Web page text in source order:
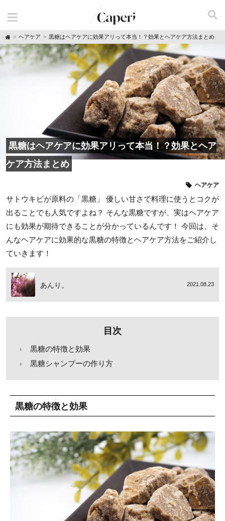
H
o
m
ヘアケア 黒糖はヘアケアに効果アリって本当！？効果とヘアケア方法まとめ
黒糖はヘアケアに効果アリって本当！？効果とヘア
ケア方法まとめ
ヘアケア
サトウキビが原料の「黒糖」 優しい甘さで料理に使うとコクが
出ることでも人気ですよね？ そんな黒糖ですが、実はヘアケア
にも効果が期待できることが分かっているんです！ 今回は、そ
んなヘアケアに効果的な黒糖の特徴とヘアケア方法をご紹介し
ていきます！
あんり。 2021.08.23
目次
黒糖の特徴と効果
黒糖シャンプーの作り方
黒糖の特徴と効果